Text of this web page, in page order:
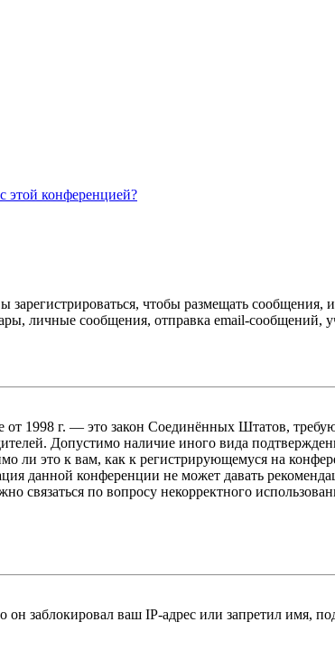
этой конференцией?
чтобы размещать сообщения,
личные сообщения, отправка email-сообщений,
от 1998 г. — это закон Соединённых Штатов,
Допустимо наличие иного вида
ли это к вам, как к регистрирующемуся на
данной конференции не может давать
связаться по вопросу некорректного
заблокировал ваш IP-адрес или запретил имя,